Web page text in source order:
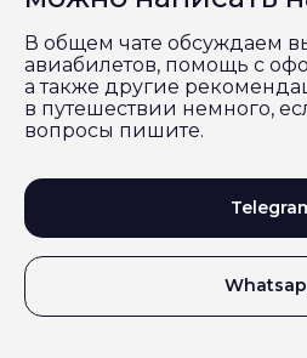
В общем чате обсуждаем
авиабилетов, помощь с
а также другие
в путешествии немного,
вопросы пишите.